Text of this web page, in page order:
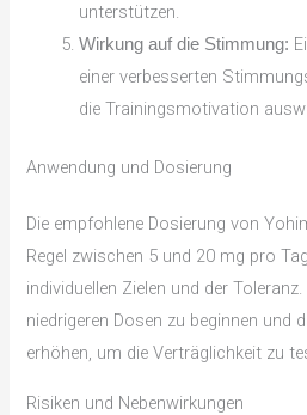
unterstützen.
Wirkung auf die Stimmung:
einer verbesserten
die Trainingsmotivation
Anwendung und Dosierung
Die empfohlene Dosierung von
Regel zwischen 5 und 20 mg pro
individuellen Zielen und der
niedrigeren Dosen zu beginnen und
erhöhen, um die Verträglichkeit zu
Risiken und Nebenwirkungen